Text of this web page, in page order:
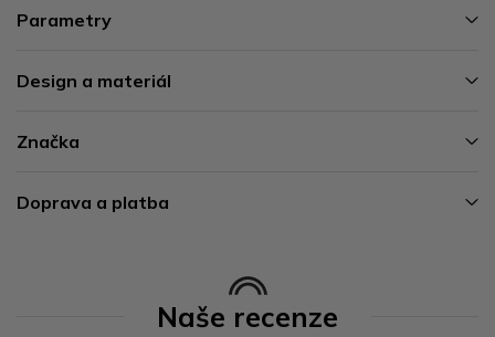
Parametry
Design a materiál
Značka
Doprava a platba
Naše recenze